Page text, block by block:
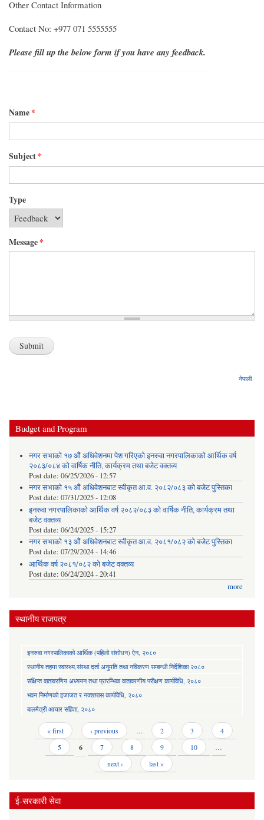
Other Contact Information
Contact No: +977 071 5555555
Please fill up the below form if you have any feedback.
Name*
Subject*
Type
Message*
नेपाली
Budget and Program
नगर सभाको १७ औं अधिवेशनमा पेश गरिएको इनरुवा नगरपालिकाको आर्थिक वर्ष
२०८३/०८४ को वार्षिक नीति, कार्यक्रम तथा बजेट वक्तव्य
Post date: 06/25/2026 - 12:57
नगर सभाको १५ औं अधिवेशनबाट स्वीकृत आ.व. २०८२/०८३ को बजेट पुस्तिका
Post date: 07/31/2025 - 12:08
इनरुवा नगरपालिकाको आर्थिक वर्ष २०८२/०८३ को वार्षिक नीति, कार्यक्रम तथा
बजेट वक्तव्य
Post date: 06/24/2025 - 15:27
नगर सभाको १३ औं अधिवेशनबाट स्वीकृत आ.व. २०८१/०८२ को बजेट पुस्तिका
Post date: 07/29/2024 - 14:46
आर्थिक वर्ष २०८१/०८२ को बजेट वक्तव्य
Post date: 06/24/2024 - 20:41
more
स्थानीय राजपत्र
इनरुवा नगरपालिकाको आर्थिक (पहिलो संशोधन) ऐन, २०८०
स्थानीय तहमा स्वास्थ्य,संस्था दर्ता अनुमति तथा नविकरण सम्बन्धी निर्देशिका २०८०
संक्षिप्त वातावरणिय अध्ययन तथा प्रारम्भिक वातावरणीय परीक्षण कार्यविधि, २०८०
भवन निर्माणको इजाजत र नक्शापास कार्यविधि, २०८०
बालमैत्री आचार संहिता, २०८०
Pages « first ‹ previous … 2 3
4
5
6 7 8 9 10
…
next ›
last »
ई-सरकारी सेवा